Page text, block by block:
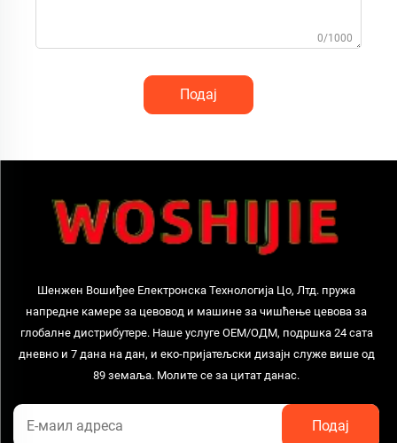
0/1000
Подај
Шенжен Вошиђее Електронска Технологија Цо, Лтд. пружа
напредне камере за цевовод и машине за чишћење цевова за
глобалне дистрибутере. Наше услуге ОЕМ/ОДМ, подршка 24 сата
дневно и 7 дана на дан, и еко-пријатељски дизајн служе више од
89 земаља. Молите се за цитат данас.